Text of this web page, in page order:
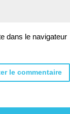
dans le navigateur